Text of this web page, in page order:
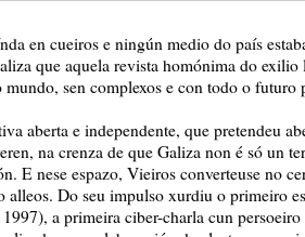
en cueiros e ningún medio do país
que aquela revista homónima do exilio
sen complexos e con todo o futuro
aberta e independente, que pretendeu
na crenza de que Galiza non é só un
E nese espazo, Vieiros converteuse no
alleos. Do seu impulso xurdiu o primeiro
a primeira ciber-charla cun